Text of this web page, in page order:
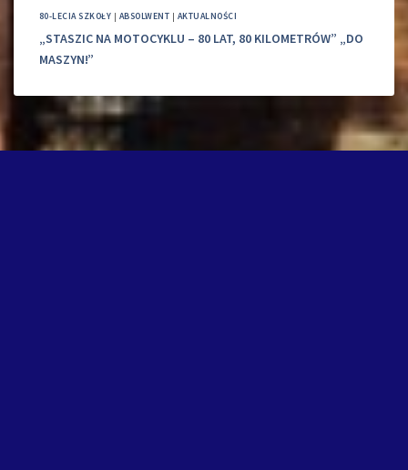
80-LECIA SZKOŁY | ABSOLWENT | AKTUALNOŚCI
„STASZIC NA MOTOCYKLU – 80 LAT, 80 KILOMETRÓW” „DO
MASZYN!”